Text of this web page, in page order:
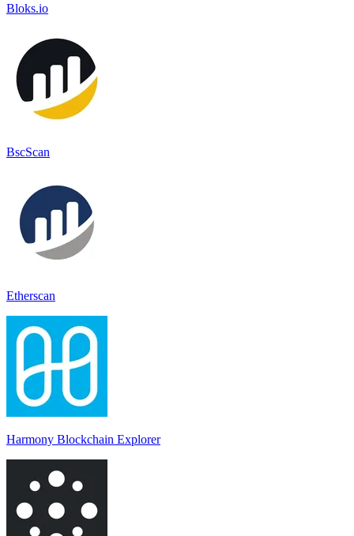
Bloks.io
BscScan
Etherscan
Harmony Blockchain Explorer